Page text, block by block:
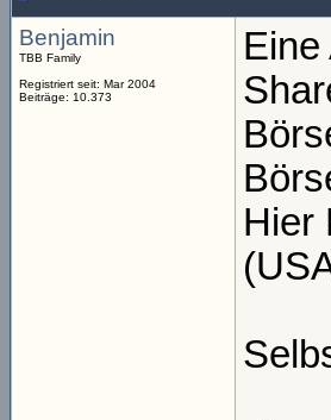
Benjamin
TBB Family
Registriert seit: Mar 2004
Beiträge: 10.373
Hier